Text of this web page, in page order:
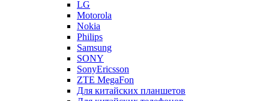
LG
Motorola
Nokia
Philips
Samsung
SONY
SonyEricsson
ZTE MegaFon
Для китайских планшетов